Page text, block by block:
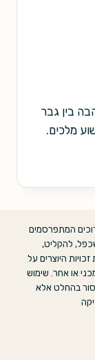
בין גבר
מלכים.
המתפרסמים
להקליט,
היוצרים על
או אחר. שימוש
בהחלט אלא